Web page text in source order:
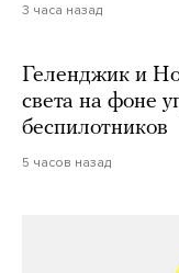
3 часа назад
Геленджик и
света на фоне
беспилотников
5 часов назад